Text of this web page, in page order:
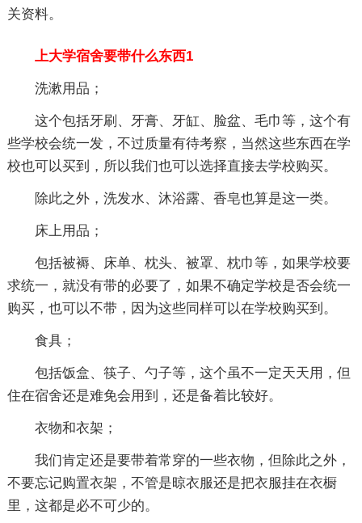
关资料。
上大学宿舍要带什么东西1
洗漱用品；
这个包括牙刷、牙膏、牙缸、脸盆、毛巾等，这个有
些学校会统一发，不过质量有待考察，当然这些东西在学
校也可以买到，所以我们也可以选择直接去学校购买。
除此之外，洗发水、沐浴露、香皂也算是这一类。
床上用品；
包括被褥、床单、枕头、被罩、枕巾等，如果学校要
求统一，就没有带的必要了，如果不确定学校是否会统一
购买，也可以不带，因为这些同样可以在学校购买到。
食具；
包括饭盒、筷子、勺子等，这个虽不一定天天用，但
住在宿舍还是难免会用到，还是备着比较好。
衣物和衣架；
我们肯定还是要带着常穿的一些衣物，但除此之外，
不要忘记购置衣架，不管是晾衣服还是把衣服挂在衣橱
里，这都是必不可少的。